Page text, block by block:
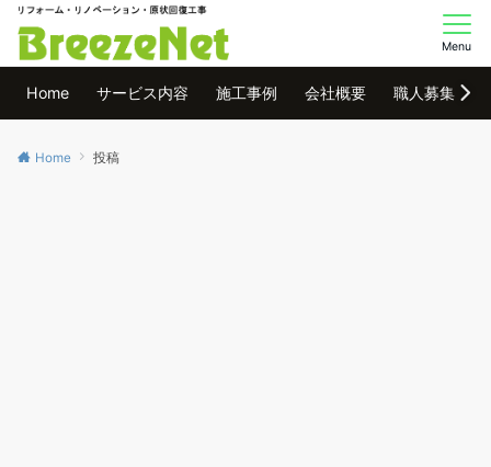
Menu
Home サービス内容 施工事例 会社概要 職人募集
Home 投稿